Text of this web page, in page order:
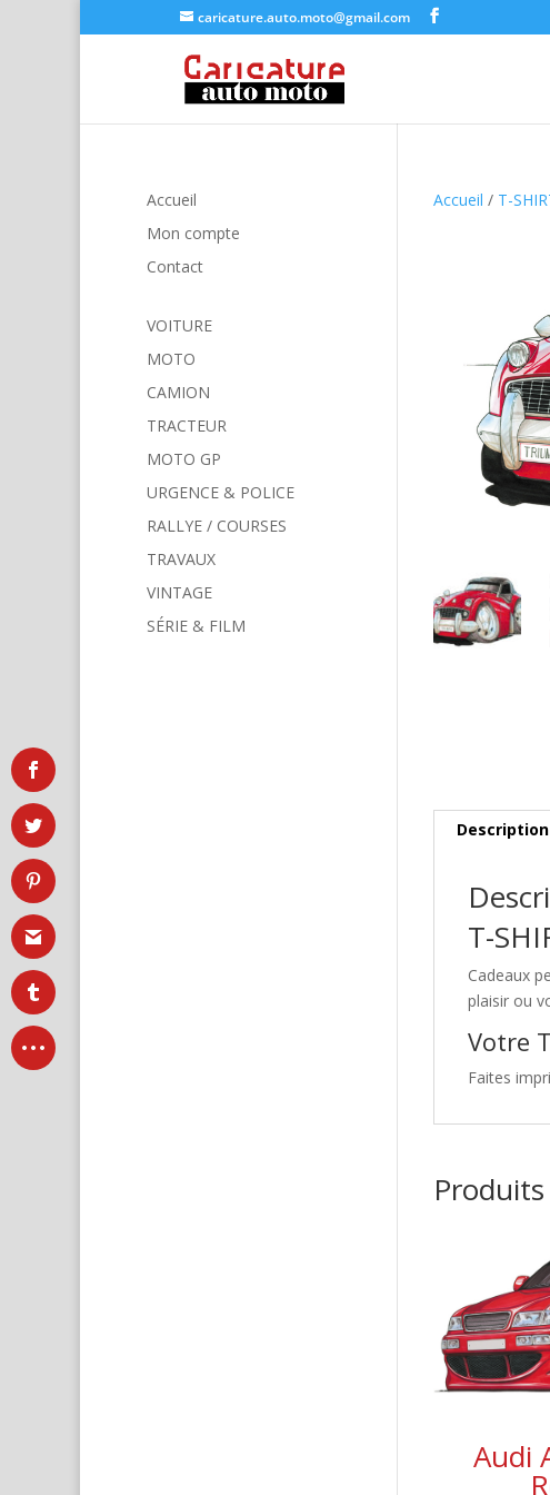
caricature.auto.moto@gmail.com
Accueil / T-
Description
T-
Cadeaux
plaisir ou
Votre
Faites
Audi
Accueil
Mon compte
Contact
VOITURE
MOTO
CAMION
TRACTEUR
MOTO GP
URGENCE & POLICE
RALLYE / COURSES
TRAVAUX
VINTAGE
SÉRIE & FILM